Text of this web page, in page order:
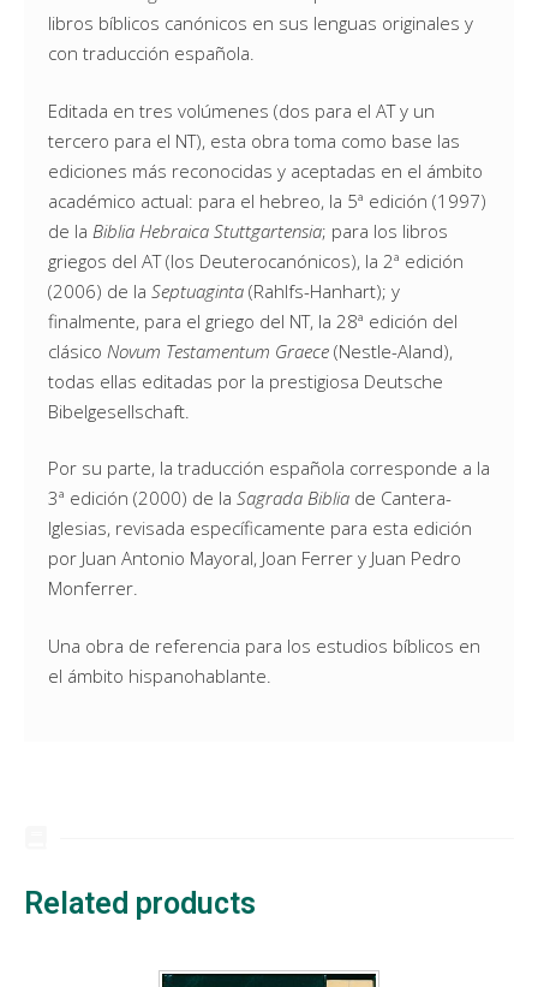
libros bíblicos canónicos en sus lenguas originales y
con traducción española.
Editada en tres volúmenes (dos para el AT y un
tercero para el NT), esta obra toma como base las
ediciones más reconocidas y aceptadas en el ámbito
académico actual: para el hebreo, la 5ª edición (1997)
de la Biblia Hebraica Stuttgartensia; para los libros
griegos del AT (los Deuterocanónicos), la 2ª edición
(2006) de la Septuaginta (Rahlfs-Hanhart); y
finalmente, para el griego del NT, la 28ª edición del
clásico Novum Testamentum Graece (Nestle-Aland),
todas ellas editadas por la prestigiosa Deutsche
Bibelgesellschaft.
Por su parte, la traducción española corresponde a la
3ª edición (2000) de la Sagrada Biblia de Cantera-
Iglesias, revisada específicamente para esta edición
por Juan Antonio Mayoral, Joan Ferrer y Juan Pedro
Monferrer.
Una obra de referencia para los estudios bíblicos en
el ámbito hispanohablante.
Related products